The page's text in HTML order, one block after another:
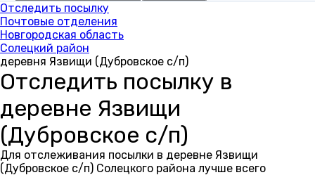
Отследить посылку
Почтовые отделения
Новгородская область
Солецкий район
деревня Язвищи (Дубровское с/п)
Отследить посылку в
деревне Язвищи
(Дубровское с/п)
Для отслеживания посылки в деревне Язвищи
(Дубровское с/п) Солецкого района лучше всего